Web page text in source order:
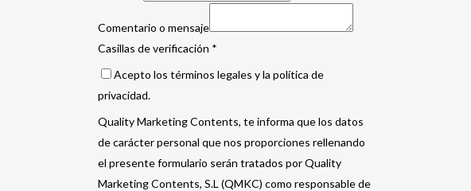
Comentario o mensaje
Casillas de verificación *
Acepto los términos legales y la política de
privacidad.
Quality Marketing Contents, te informa que los datos
de carácter personal que nos proporciones rellenando
el presente formulario serán tratados por Quality
Marketing Contents, S.L (QMKC) como responsable de